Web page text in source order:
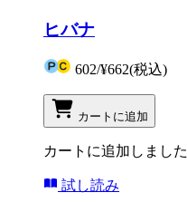
ヒバナ
602/¥662(税込)
カートに追加
カートに追加しました
試し読み